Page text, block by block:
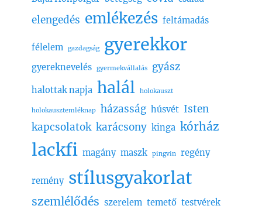
elengedés emlékezés feltámadás
félelem gazdagság gyerekkor
gyereknevelés gyermekvállalás gyász
halottak napja halál holokauszt
holokausztemléknap házasság húsvét Isten
kapcsolatok karácsony kinga kórház
lackfi magány maszk pingvin regény
remény stílusgyakorlat
szemlélődés szerelem temető testvérek